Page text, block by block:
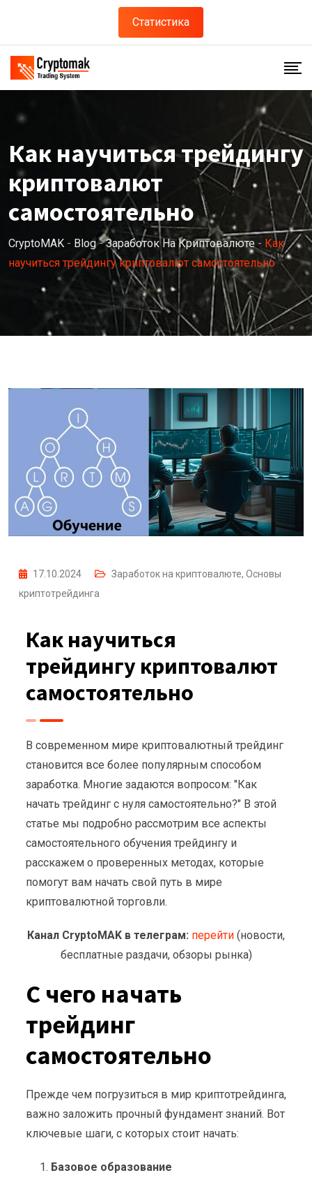
Статистика
Как научиться трейдингу
криптовалют
самостоятельно
CryptoMAK - Blog-Заработок На Криптовалюте- Как
научиться трейдингу криптовалют самостоятельно
17.10.2024 Заработок на криптовалюте, Основы
криптотрейдинга
Как научиться
трейдингу криптовалют
самостоятельно
В современном мире криптовалютный трейдинг
становится все более популярным способом
заработка. Многие задаются вопросом: "Как
начать трейдинг с нуля самостоятельно?" В этой
статье мы подробно рассмотрим все аспекты
самостоятельного обучения трейдингу и
расскажем о проверенных методах, которые
помогут вам начать свой путь в мире
криптовалютной торговли.
Канал CryptoMAK в телеграм: перейти (новости,
бесплатные раздачи, обзоры рынка)
С чего начать
трейдинг
самостоятельно
Прежде чем погрузиться в мир криптотрейдинга,
важно заложить прочный фундамент знаний. Вот
ключевые шаги, с которых стоит начать:
Базовое образование